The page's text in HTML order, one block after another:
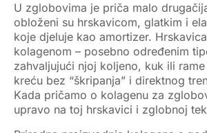
U zglobovima je priča malo
obloženi su hrskavicom, glatkim i
koje djeluje kao amortizer.
kolagenom – posebno određenim
zahvaljujući njoj koljeno, kuk ili
kreću bez “škripanja” i direktnog
Kada pričamo o kolagenu za
upravo na toj hrskavici i zglobnoj